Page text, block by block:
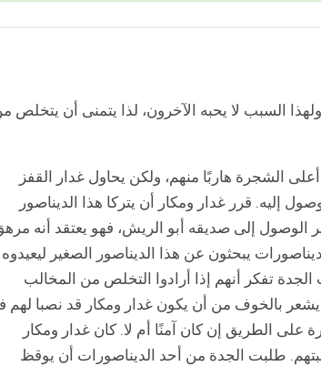
السبب لا يحبه الآخرون، لذا يتمنى أن يتخلص
الشجرة هاربًا منهم، ولكن يحاول غدار القفز
إليه. قرر غدار ومكار أن يتركا هذا الديناصور
الوصول إلى صديقه أبو الريش، فهو يعتقد أنه
يبحثون عن هذا الديناصور الصغير ليعيدوه
تفكر أنهم إذا أرادوا التخلص من المخالب
يشعر بالخوف من أن يكون غدار ومكار قد نصبا لهم
الطريق إن كان آمنًا أم لا. كان غدار ومكار
طلبت الجدة من أحد الديناصورات أن يوقظ